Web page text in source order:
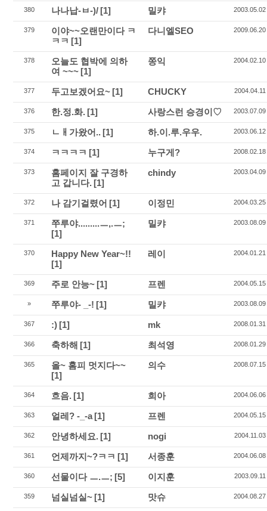
380 나나납-ㅂ-)/ [1] 밀캬 2003.05.02
379
이야~~오랜만이다 ㅋ
ㅋㅋ [1]
다니엘SEO 2009.06.20
378
오늘도 협박에 의하
여 ~~~ [1]
쫑익 2004.02.10
377 두고보겠어요~ [1] CHUCKY 2004.04.11
376 한.정.화. [1] 사랑스런 승경이♡ 2003.07.09
375 ㄴㅐ가왔어.. [1] 하.이.루.우우. 2003.06.12
374 ㅋㅋㅋㅋ [1] 누구게? 2008.02.18
373
홈페이지 잘 구경하
고 갑니다. [1]
chindy 2003.04.09
372 나 감기걸렸어 [1] 이정민 2004.03.25
371
쭈루야.........ㅡ,.ㅡ;
[1]
밀캬 2003.08.09
370
Happy New Year~!!
[1]
레이 2004.01.21
369 주로 안능~ [1] 프렌 2004.05.15
» 쭈루야- _-! [1] 밀캬 2003.08.09
367 :) [1] mk 2008.01.31
366 축하해 [1] 최석영 2008.01.29
365
올~ 홈피 멋지다~~
[1]
의수 2008.07.15
364 흐음. [1] 희아 2004.06.06
363 얼레? -_-a[1] 프렌 2004.05.15
362 안녕하세요. [1] nogi 2004.11.03
361 언제까지~?ㅋㅋ [1] 서종훈 2004.06.08
360 선물이다 ㅡ.ㅡ; [5] 이지훈 2003.09.11
359 넘실넘실~ [1] 맛슈 2004.08.27